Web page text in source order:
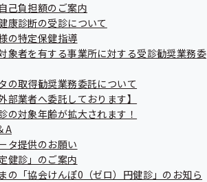
一
覧
サ
ブ
メ
の
ー
己負担額のご案内
康診断の受診について
の特定保健指導
象者を有する事業所に対する受診勧奨業務委
の取得勧奨業務委託について
部業者へ委託しております】
の対象年齢が拡大されます！
A
タ提供のお願い
健診」のご案内
の「協会けんぽ0（ゼロ）円健診」のお知ら